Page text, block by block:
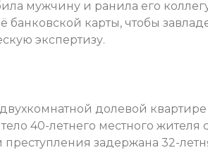
мужчину и ранила его
банковской карты, чтобы
экспертизу.
долевой
40-летнего местного
задержана 32-